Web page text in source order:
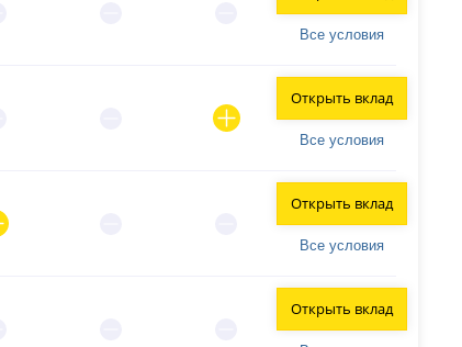
Все условия
Все условия
Открыть вклад
Все условия
Открыть вклад
Открыть вклад